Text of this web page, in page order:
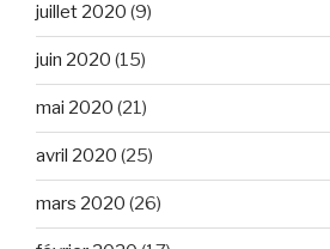
juillet 2020 (9)
juin 2020 (15)
mai 2020 (21)
avril 2020 (25)
mars 2020 (26)